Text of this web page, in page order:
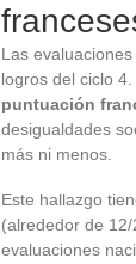
Las
logros del ciclo
puntuación
desigualdades
más ni menos.
Este hallazgo
(alrededor de
evaluaciones